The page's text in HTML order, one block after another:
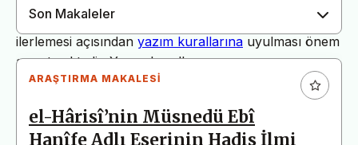
Dergimiz yayın süreçlerinin daha hızlı ve sağlıklı
ilerlemesi açısından yazım kurallarına uyulması önem
arz etmektedir. Yazım kurallarına uymayan
başvurular değerlendirme aşamasına alınmadan iade
edilecektir. Bu nedenle çalışmalarınızı yüklemeden
önce çalışmanızın yazım kurallarına uygun olarak
düzenlendiğinden emin olunuz.
Son Makaleler
ARAŞTIRMA MAKALESI
el-Hârisî’nin Müsnedü Ebî
Hanîfe Adlı Eserinin Hadis İlmi